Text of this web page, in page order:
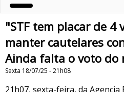
"STF tem placar de 4
manter cautelares
Ainda falta o voto do
Sexta 18/07/25 - 21h08
21h07, sexta-feira, da Agencia